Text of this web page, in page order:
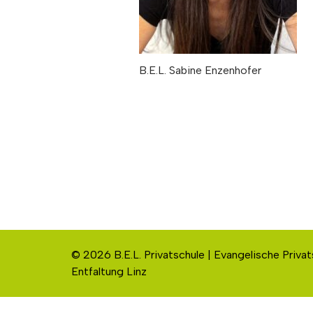
B.E.L. Sabine Enzenhofer
© 2026 B.E.L. Privatschule | Evangelische
Entfaltung Linz